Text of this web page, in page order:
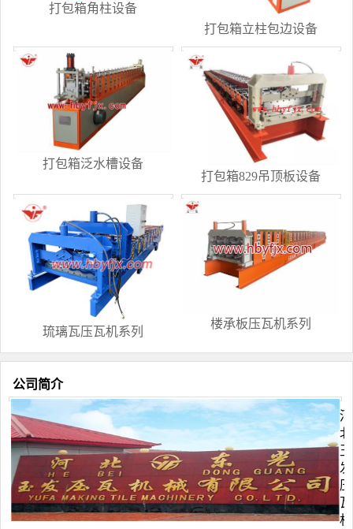
打包箱角柱设备
打包箱立柱包边设备
打包箱泛水槽设备
打包箱829吊顶板设备
琉璃瓦压瓦机系列
楼承板压瓦机系列
公司简介
河
北
玉
发
压
瓦
机